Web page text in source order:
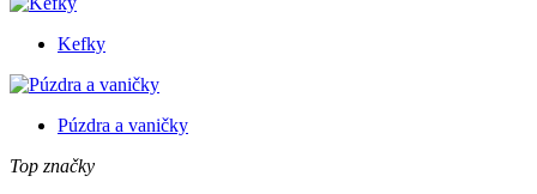
Kefky
Púzdra a vaničky
Top značky